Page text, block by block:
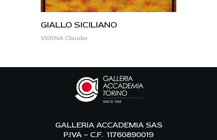
GIALLO SICILIANO
VERNA Claudio
GALLERIA ACCADEMIA SAS
P.IVA – C.F. 11760890019